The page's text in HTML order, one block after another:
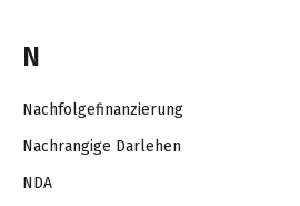
N
Nachfolgefinanzierung
Nachrangige Darlehen
NDA